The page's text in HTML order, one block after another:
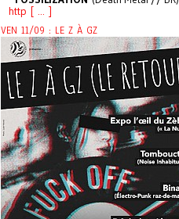
http [ ... ]
VEN 11/09 : LE Z À GZ